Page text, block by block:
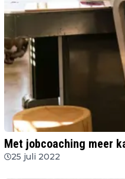
Met jobcoaching meer
25 juli 2022